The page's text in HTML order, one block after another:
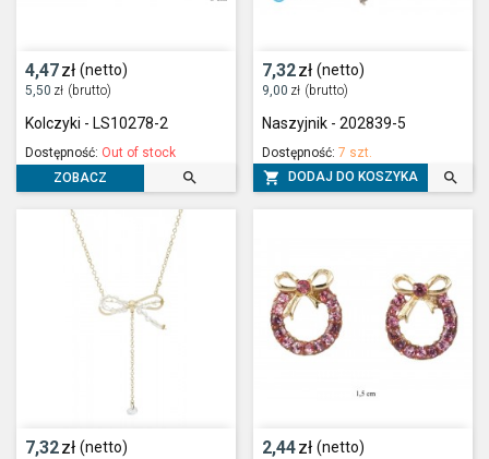
4,47zł (netto)
5,50 zł (brutto)
Kolczyki - LS10278-2
Dostępność: Out of stock
ZOBACZ

7,32zł (netto)
9,00 zł (brutto)
Naszyjnik - 202839-5
Dostępność: 7 szt.
 DODAJ DO KOSZYKA 
7,32zł (netto) 2,44zł (netto)